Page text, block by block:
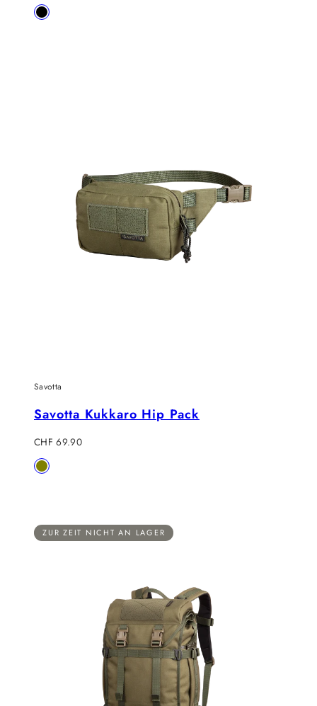
Verfügbar
Black
Savotta
Savotta Kukkaro Hip Pack
Regulärer
Preis
CHF 69.90
Verfügbar
Olive
ZUR ZEIT NICHT AN LAGER